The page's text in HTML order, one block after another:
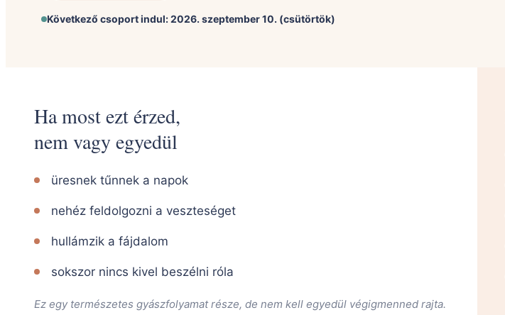
Következő csoport indul: 2026. szeptember 10. (csütörtök)
Ha most ezt érzed,
nem vagy egyedül
üresnek tűnnek a napok
nehéz feldolgozni a veszteséget
hullámzik a fájdalom
sokszor nincs kivel beszélni róla
Ez egy természetes gyászfolyamat része, de nem kell egyedül végigmenned rajta.